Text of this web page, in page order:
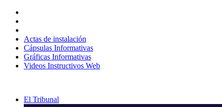
contenido
Actas de instalación
Cápsulas Informativas
Gráficas Informativas
Videos Instructivos Web
El Tribunal